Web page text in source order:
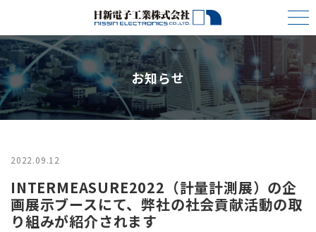
お知らせ
2022.09.12
INTERMEASURE2022（計量計測展）の企
画展示ブースにて、弊社の社会貢献活動の取
り組みが紹介されます